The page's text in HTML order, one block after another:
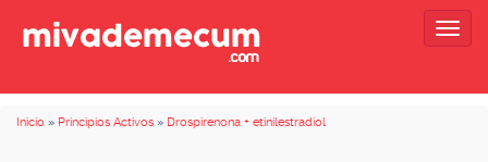
Inicio » Principios Activos » Drospirenona + etinilestradiol